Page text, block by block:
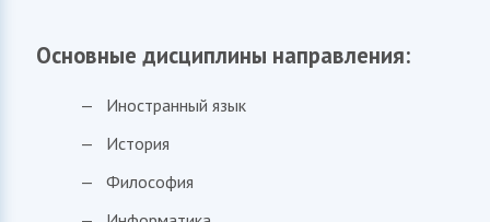
Основные дисциплины направления:
Иностранный язык
История
Философия